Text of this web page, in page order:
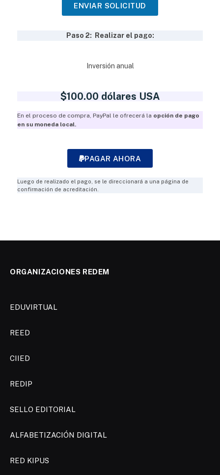
ENVIAR SOLICITUD
Paso 2: Realizar el pago:
Inversión anual
$100.00 dólares USA
En el proceso de compra, PayPal le ofrecerá la opción de pago
en su moneda local.
PAGAR AHORA
Luego de realizado el pago, se le direccionará a una página de
confirmación de acreditación.
ORGANIZACIONES REDEM
EDUVIRTUAL
REED
CIIED
REDIP
SELLO EDITORIAL
ALFABETIZACIÓN DIGITAL
RED KIPUS